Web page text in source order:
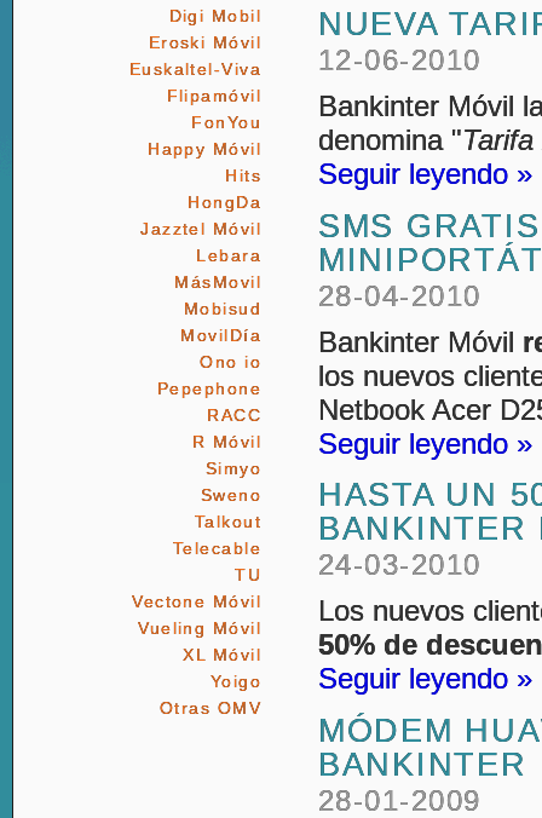
Digi Mobil
Eroski Móvil
Euskaltel-Viva
Flipamóvil
FonYou
Happy Móvil
Hits
HongDa
Jazztel Móvil
Lebara
MásMovil
Mobisud
MovilDía
Ono io
Pepephone
RACC
R Móvil
Simyo
Sweno
Talkout
Telecable
TU
Vectone Móvil
Vueling Móvil
XL Móvil
Yoigo
Otras OMV
NUEVA
12-06-2010
Bankinter Móvil
denomina "Tarifa
Seguir leyendo »
SMS
28-04-2010
Bankinter Móvil
los nuevos
Netbook Acer
Seguir leyendo »
HASTA UN
BANKINTER
24-03-2010
Los nuevos
50% de
Seguir leyendo »
MÓDEM
BANKINTER
28-01-2009